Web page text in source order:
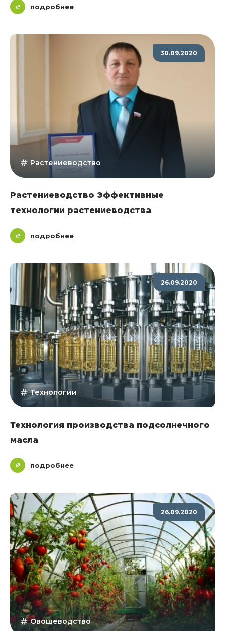
подробнее
30.09.2020
Растениеводство
Растениеводство Эффективные
технологии растениеводства
подробнее
26.09.2020
Технологии
Технология производства подсолнечного
масла
подробнее
26.09.2020
Овощеводство